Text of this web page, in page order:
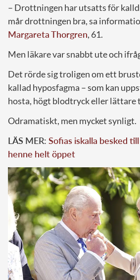
– Drottningen har utsatts för
mår drottningen bra, sa
Margareta Thorgren, 61.
Men läkare var snabbt ute och
Det rörde sig troligen om ett
kallad hyposfagma – som kan
hosta, högt blodtryck eller lättare
Odramatiskt, men mycket synligt.
LÄS MER: Sofias iskalla besked
henne helt öppet